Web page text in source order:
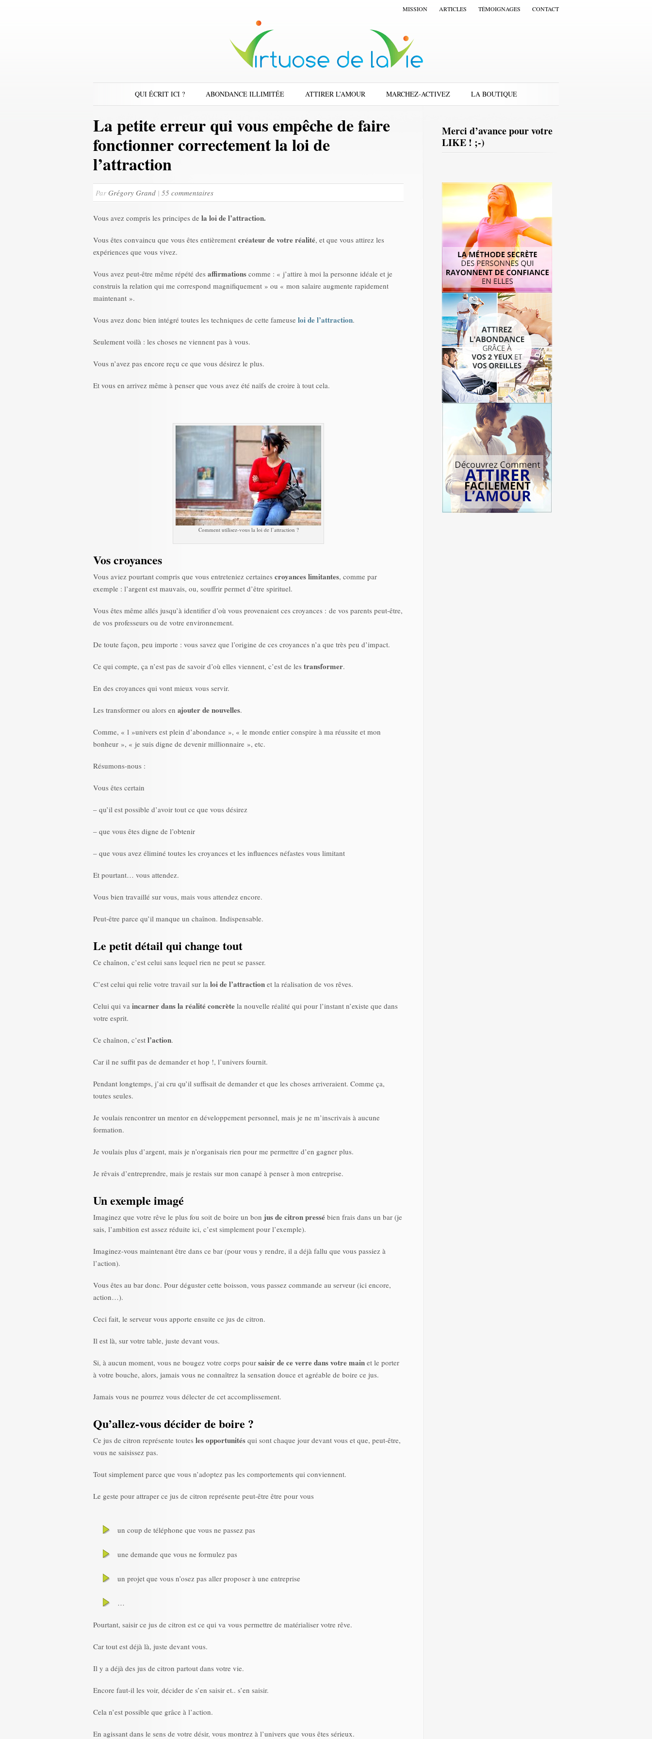
MISSION ARTICLES TÉMOIGNAGES CONTACT
QUI ÉCRIT ICI ? ABONDANCE ILLIMITÉE ATTIRER L’AMOUR MARCHEZ-ACTIVEZ LA BOUTIQUE
La petite erreur qui vous empêche de faire
fonctionner correctement la loi de
l’attraction
Par Grégory Grand | 55 commentaires
Vous avez compris les principes de la loi de l’attraction.
Vous êtes convaincu que vous êtes entièrement créateur de votre réalité, et que vous attirez les
expériences que vous vivez.
Vous avez peut-être même répété des affirmations comme : « j’attire à moi la personne idéale et je
construis la relation qui me correspond magnifiquement » ou « mon salaire augmente rapidement
maintenant ».
Vous avez donc bien intégré toutes les techniques de cette fameuse loi de l’attraction.
Seulement voilà : les choses ne viennent pas à vous.
Vous n’avez pas encore reçu ce que vous désirez le plus.
Et vous en arrivez même à penser que vous avez été naïfs de croire à tout cela.
Comment utilisez-vous la loi de l’attraction ?
Vos croyances
Vous aviez pourtant compris que vous entreteniez certaines croyances limitantes, comme par
exemple : l’argent est mauvais, ou, souffrir permet d’être spirituel.
Vous êtes même allés jusqu’à identifier d’où vous provenaient ces croyances : de vos parents peut-être,
de vos professeurs ou de votre environnement.
De toute façon, peu importe : vous savez que l’origine de ces croyances n’a que très peu d’impact.
Ce qui compte, ça n’est pas de savoir d’où elles viennent, c’est de les transformer.
En des croyances qui vont mieux vous servir.
Les transformer ou alors en ajouter de nouvelles.
Comme, « l »univers est plein d’abondance », « le monde entier conspire à ma réussite et mon
bonheur », « je suis digne de devenir millionnaire », etc.
Résumons-nous :
Vous êtes certain
– qu’il est possible d’avoir tout ce que vous désirez
– que vous êtes digne de l’obtenir
– que vous avez éliminé toutes les croyances et les influences néfastes vous limitant
Et pourtant… vous attendez.
Vous bien travaillé sur vous, mais vous attendez encore.
Peut-être parce qu’il manque un chaînon. Indispensable.
Le petit détail qui change tout
Ce chaînon, c’est celui sans lequel rien ne peut se passer.
C’est celui qui relie votre travail sur la loi de l’attraction et la réalisation de vos rêves.
Celui qui va incarner dans la réalité concrète la nouvelle réalité qui pour l’instant n’existe que dans
votre esprit.
Ce chaînon, c’est l’action.
Car il ne suffit pas de demander et hop !, l’univers fournit.
Pendant longtemps, j’ai cru qu’il suffisait de demander et que les choses arriveraient. Comme ça,
toutes seules.
Je voulais rencontrer un mentor en développement personnel, mais je ne m’inscrivais à aucune
formation.
Je voulais plus d’argent, mais je n’organisais rien pour me permettre d’en gagner plus.
Je rêvais d’entreprendre, mais je restais sur mon canapé à penser à mon entreprise.
Un exemple imagé
Imaginez que votre rêve le plus fou soit de boire un bon jus de citron pressé bien frais dans un bar (je
sais, l’ambition est assez réduite ici, c’est simplement pour l’exemple).
Imaginez-vous maintenant être dans ce bar (pour vous y rendre, il a déjà fallu que vous passiez à
l’action).
Vous êtes au bar donc. Pour déguster cette boisson, vous passez commande au serveur (ici encore,
action…).
Ceci fait, le serveur vous apporte ensuite ce jus de citron.
Il est là, sur votre table, juste devant vous.
Si, à aucun moment, vous ne bougez votre corps pour saisir de ce verre dans votre main et le porter
à votre bouche, alors, jamais vous ne connaîtrez la sensation douce et agréable de boire ce jus.
Jamais vous ne pourrez vous délecter de cet accomplissement.
Qu’allez-vous décider de boire ?
Ce jus de citron représente toutes les opportunités qui sont chaque jour devant vous et que, peut-être,
vous ne saisissez pas.
Tout simplement parce que vous n’adoptez pas les comportements qui conviennent.
Le geste pour attraper ce jus de citron représente peut-être être pour vous
un coup de téléphone que vous ne passez pas
une demande que vous ne formulez pas
un projet que vous n’osez pas aller proposer à une entreprise
…
Pourtant, saisir ce jus de citron est ce qui va vous permettre de matérialiser votre rêve.
Car tout est déjà là, juste devant vous.
Il y a déjà des jus de citron partout dans votre vie.
Encore faut-il les voir, décider de s’en saisir et.. s’en saisir.
Cela n’est possible que grâce à l’action.
En agissant dans le sens de votre désir, vous montrez à l’univers que vous êtes sérieux.
Merci d’avance pour votre
LIKE ! ;-)